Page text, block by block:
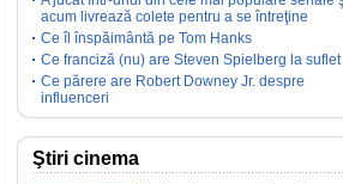
acum livrează colete pentru a se întreţine
Ce îl înspăimântă pe Tom Hanks
Ce franciză (nu) are Steven Spielberg la suflet
Ce părere are Robert Downey Jr. despre
influenceri
Ştiri cinema